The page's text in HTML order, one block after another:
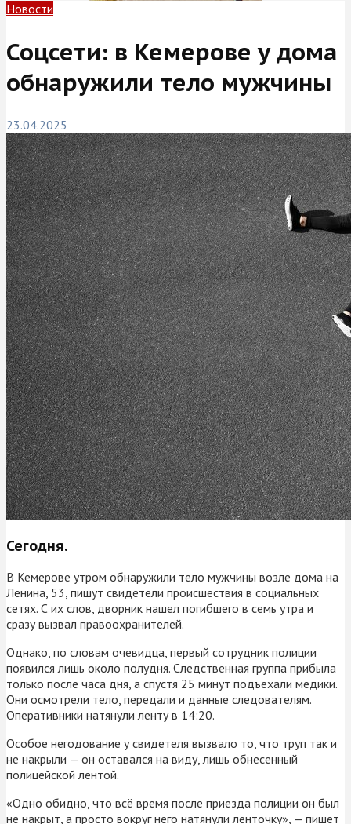
Новости
Соцсети: в Кемерове у дома
обнаружили тело мужчины
23.04.2025
Сегодня.
В Кемерове утром обнаружили тело мужчины возле дома на
Ленина, 53, пишут свидетели происшествия в социальных
сетях. С их слов, дворник нашел погибшего в семь утра и
сразу вызвал правоохранителей.
Однако, по словам очевидца, первый сотрудник полиции
появился лишь около полудня. Следственная группа прибыла
только после часа дня, а спустя 25 минут подъехали медики.
Они осмотрели тело, передали и данные следователям.
Оперативники натянули ленту в 14:20.
Особое негодование у свидетеля вызвало то, что труп так и
не накрыли — он оставался на виду, лишь обнесенный
полицейской лентой.
«Одно обидно, что всё время после приезда полиции он был
не накрыт, а просто вокруг него натянули ленточку», — пишет